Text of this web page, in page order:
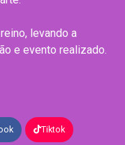
levando a
e evento realizado.
Tiktok